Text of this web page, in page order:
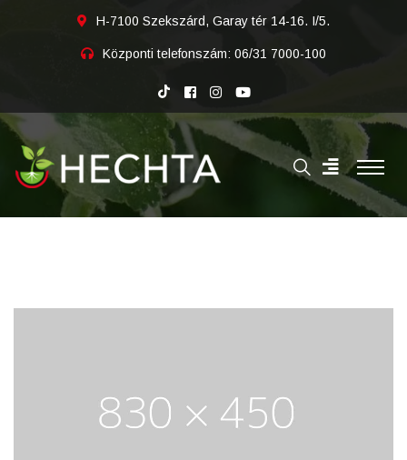
H-7100 Szekszárd, Garay tér 14-16. I/5.
Központi telefonszám: 06/31 7000-100